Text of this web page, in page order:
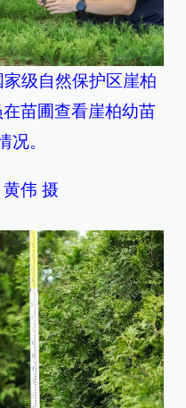
级自然保护区崖柏
苗圃查看崖柏幼苗
况。
伟 摄